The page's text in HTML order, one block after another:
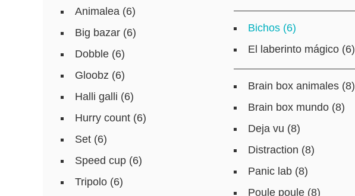
Animalea (6)
Big bazar (6)
Dobble (6)
Gloobz (6)
Halli galli (6)
Hurry count (6)
Set (6)
Speed cup (6)
Tripolo (6)
Bichos (6)
El laberinto mágico (6)
Brain box animales (8)
Brain box mundo (8)
Deja vu (8)
Distraction (8)
Panic lab (8)
Poule poule (8)